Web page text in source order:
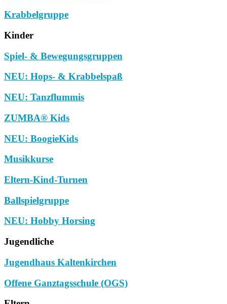
Krabbelgruppe
Kinder
Spiel- & Bewegungsgruppen
NEU: Hops- & Krabbelspaß
NEU: Tanzflummis
ZUMBA® Kids
NEU: BoogieKids
Musikkurse
Eltern-Kind-Turnen
Ballspielgruppe
NEU: Hobby Horsing
Jugendliche
Jugendhaus Kaltenkirchen
Offene Ganztagsschule (OGS)